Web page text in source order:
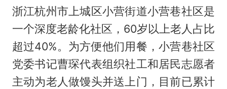
浙江杭州市上城区小营街道小营巷社区是
一个深度老龄化社区，60岁以上老人占比
超过40%。为方便他们用餐，小营巷社区
党委书记曹琛代表组织社工和居民志愿者
主动为老人做馒头并送上门，目前已累计